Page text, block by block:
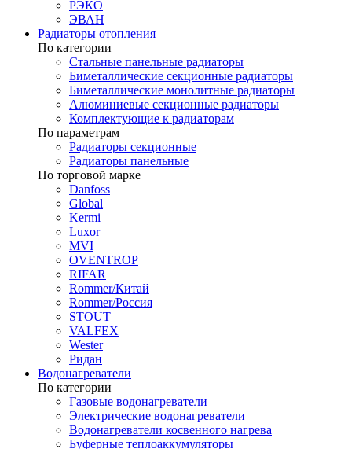
РЭКО
ЭВАН
Радиаторы отопления
По категории
Стальные панельные радиаторы
Биметаллические секционные радиаторы
Биметаллические монолитные радиаторы
Алюминиевые секционные радиаторы
Комплектующие к радиаторам
По параметрам
Радиаторы секционные
Радиаторы панельные
По торговой марке
Danfoss
Global
Kermi
Luxor
MVI
OVENTROP
RIFAR​
Rommer/Китай
Rommer/Россия
STOUT
VALFEX
Wester
Ридан
Водонагреватели
По категории
Газовые водонагреватели
Электрические водонагреватели
Водонагреватели косвенного нагрева
Буферные теплоаккумуляторы